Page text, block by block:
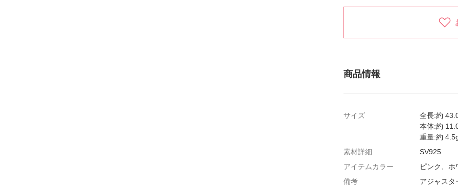
商品情報
サイズ
全長:約
本体:約
重量:約
素材詳細
SV925
アイテムカラー
ピンク、ホ
備考
アジャス